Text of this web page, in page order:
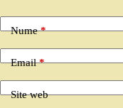
Nume*
Email*
Site web